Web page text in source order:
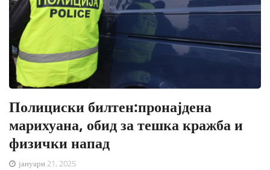
Полициски билтен:пронајдена
марихуана, обид за тешка кражба и
физички напад
јануари 21, 2025